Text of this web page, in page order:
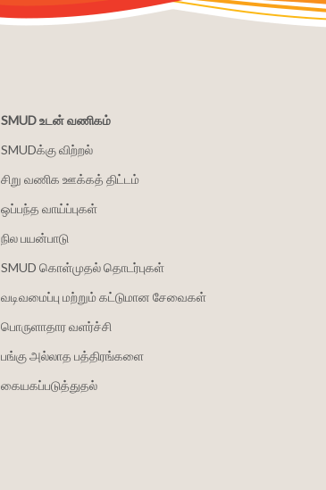
SMUD உடன் வணிகம்
SMUDக்கு விற்றல்
சிறு வணிக ஊக்கத் திட்டம்
ஒப்பந்த வாய்ப்புகள்
நில பயன்பாடு
SMUD கொள்முதல் தொடர்புகள்
வடிவமைப்பு மற்றும் கட்டுமான சேவைகள்
பொருளாதார வளர்ச்சி
பங்கு அல்லாத பத்திரங்களை
கையகப்படுத்துதல்